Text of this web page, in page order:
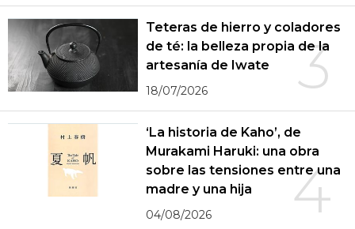
3
Teteras de hierro y coladores
de té: la belleza propia de la
artesanía de Iwate
18/07/2026
4
‘La historia de Kaho’, de
Murakami Haruki: una obra
sobre las tensiones entre una
madre y una hija
04/08/2026